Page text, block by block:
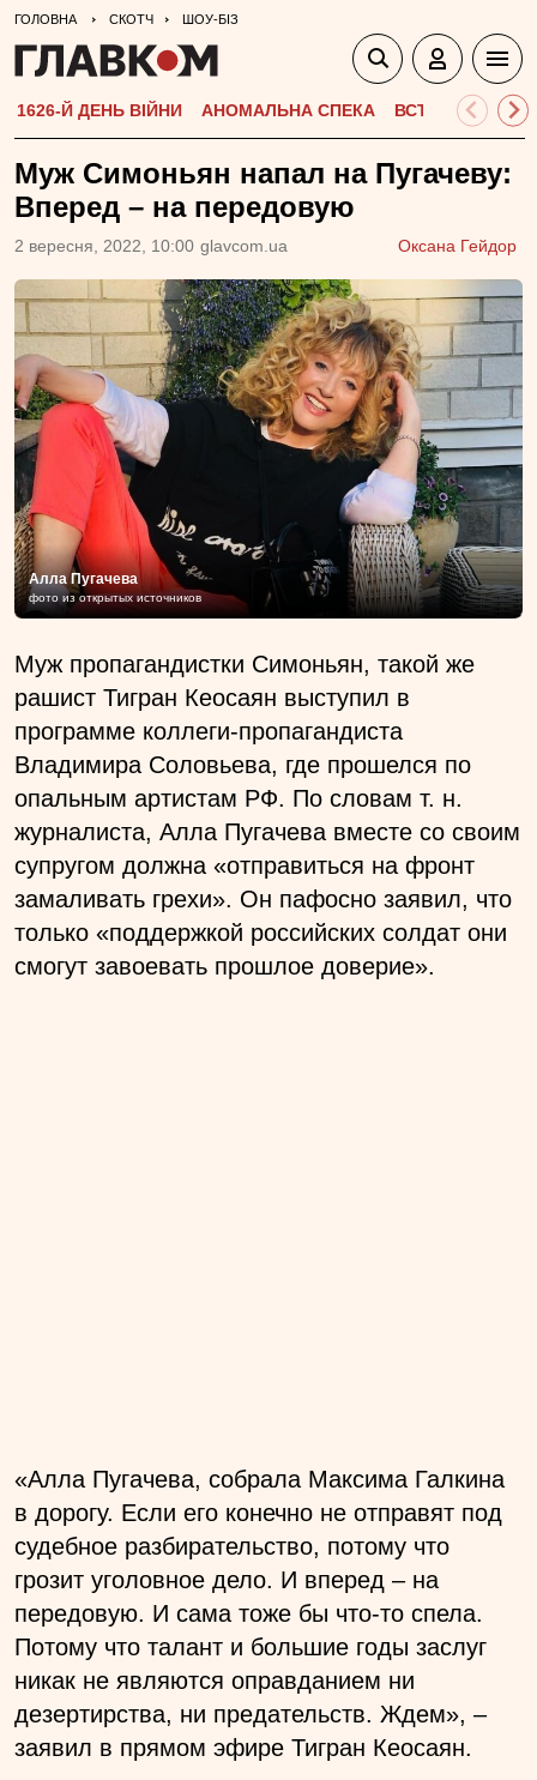
ГОЛОВНА СКОТЧ ШОУ-БІЗ
1626-Й ДЕНЬ ВІЙНИ АНОМАЛЬНА СПЕКА ВСТУПНА
Муж Симоньян напал на Пугачеву:
Вперед – на передовую
2 вересня, 2022, 10:00 glavcom.ua Оксана Гейдор
Алла Пугачева
фото из открытых источников
Муж пропагандистки Симоньян, такой же
рашист Тигран Кеосаян выступил в
программе коллеги-пропагандиста
Владимира Соловьева, где прошелся по
опальным артистам РФ. По словам т. н.
журналиста, Алла Пугачева вместе со своим
супругом должна «отправиться на фронт
замаливать грехи». Он пафосно заявил, что
только «поддержкой российских солдат они
смогут завоевать прошлое доверие».
«Алла Пугачева, собрала Максима Галкина
в дорогу. Если его конечно не отправят под
судебное разбирательство, потому что
грозит уголовное дело. И вперед – на
передовую. И сама тоже бы что-то спела.
Потому что талант и большие годы заслуг
никак не являются оправданием ни
дезертирства, ни предательств. Ждем», –
заявил в прямом эфире Тигран Кеосаян.